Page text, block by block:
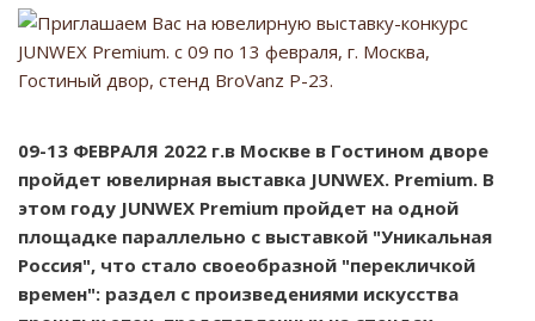
09-13 ФЕВРАЛЯ 2022 г.в Москве в Гостином дворе
пройдет ювелирная выставка JUNWEX. Premium. В
этом году JUNWEX Premium пройдет на одной
площадке параллельно с выставкой "Уникальная
Россия", что стало своеобразной "перекличкой
времен": раздел с произведениями искусства